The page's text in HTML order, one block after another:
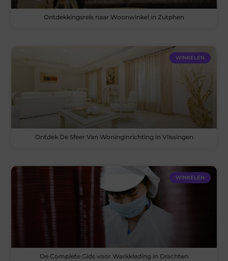
Ontdekkingsreis naar Woonwinkel in Zutphen
WINKELEN
Ontdek De Sfeer Van Woninginrichting in Vlissingen
WINKELEN
De Complete Gids voor Werkkleding in Drachten